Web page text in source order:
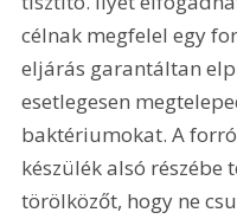
célnak megfelel egy
eljárás garantáltan
esetlegesen
baktériumokat. A
készülék alsó részébe
törölközőt, hogy ne